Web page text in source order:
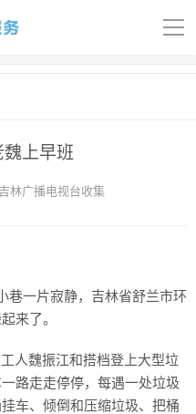
导
魏上早班
林广播电视台收集
巷一片寂静，吉林省舒兰市环
来了。
人魏振江和搭档登上大型垃
路走走停停，每遇一处垃圾
车、倾倒和压缩垃圾、把桶